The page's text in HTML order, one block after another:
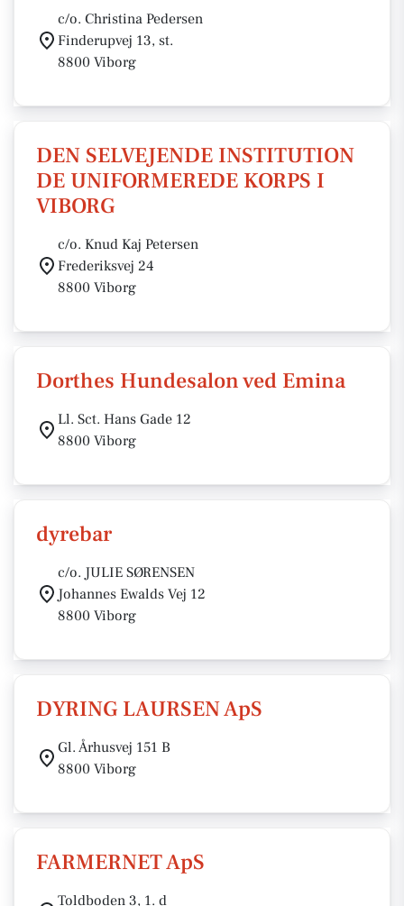
c/o. Christina Pedersen
Finderupvej 13, st.
8800 Viborg
DEN SELVEJENDE INSTITUTION
DE UNIFORMEREDE KORPS I
VIBORG
c/o. Knud Kaj Petersen
Frederiksvej 24
8800 Viborg
Dorthes Hundesalon ved Emina
Ll. Sct. Hans Gade 12
8800 Viborg
dyrebar
c/o. JULIE SØRENSEN
Johannes Ewalds Vej 12
8800 Viborg
DYRING LAURSEN ApS
Gl. Århusvej 151 B
8800 Viborg
FARMERNET ApS
Toldboden 3, 1. d